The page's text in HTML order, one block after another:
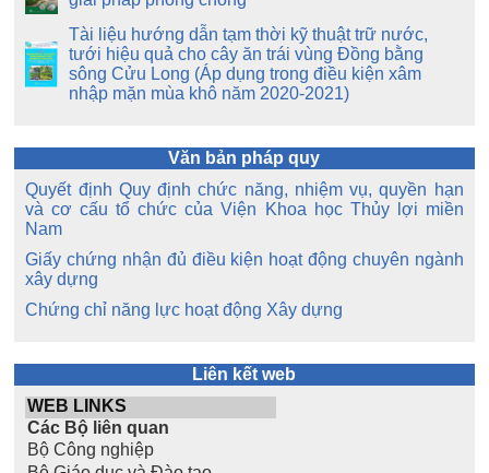
Tài liệu hướng dẫn tạm thời kỹ thuật trữ nước,
tưới hiệu quả cho cây ăn trái vùng Đồng bằng
sông Cửu Long (Áp dụng trong điều kiện xâm
nhập mặn mùa khô năm 2020-2021)
Văn bản pháp quy
Quyết định Quy định chức năng, nhiệm vụ, quyền hạn
và cơ cấu tổ chức của Viện Khoa học Thủy lợi miền
Nam
Giấy chứng nhận đủ điều kiện hoạt động chuyên ngành
xây dựng
Chứng chỉ năng lực hoạt động Xây dựng
Liên kết web